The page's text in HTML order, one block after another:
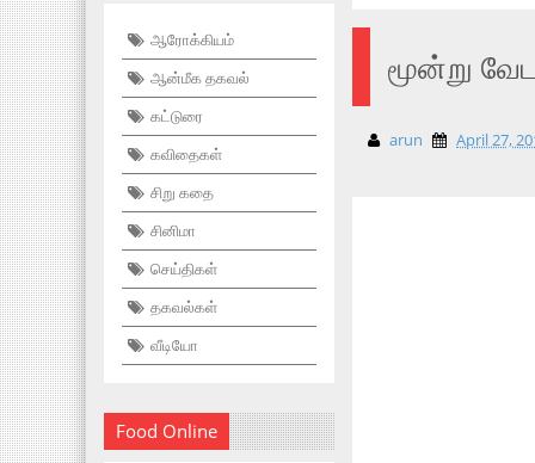
ஆரோக்கியம்
ஆன்மீக தகவல்
கட்டுரை
கவிதைகள்
சிறு கதை
சினிமா
செய்திகள்
தகவல்கள்
வீடியோ
Food Online
மூன்று
arun April 27,